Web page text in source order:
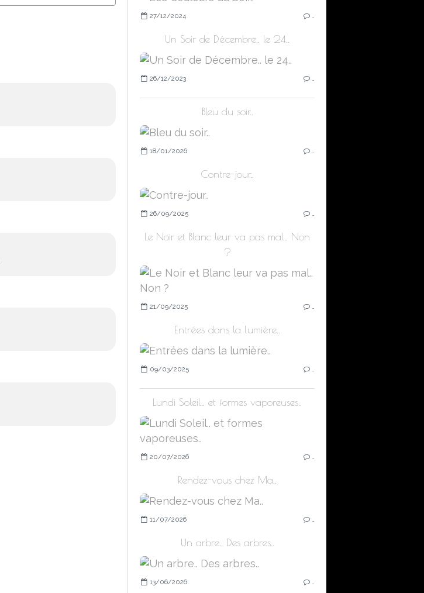
27/12/2024
Un Soir de Décembre.. le 24..
26/12/2023
Bleu du soir..
18/01/2026
Contre-jour..
26/09/2025
Le Noir et Blanc leur va pas mal.. Non
?
21/09/2025
Entrées dans la lumière..
09/03/2025
Lundi Soleil.. et formes vaporeuses..
20/07/2026
Rendez-vous chez Ma..
11/07/2026
Un arbre.. Des arbres..
13/06/2026